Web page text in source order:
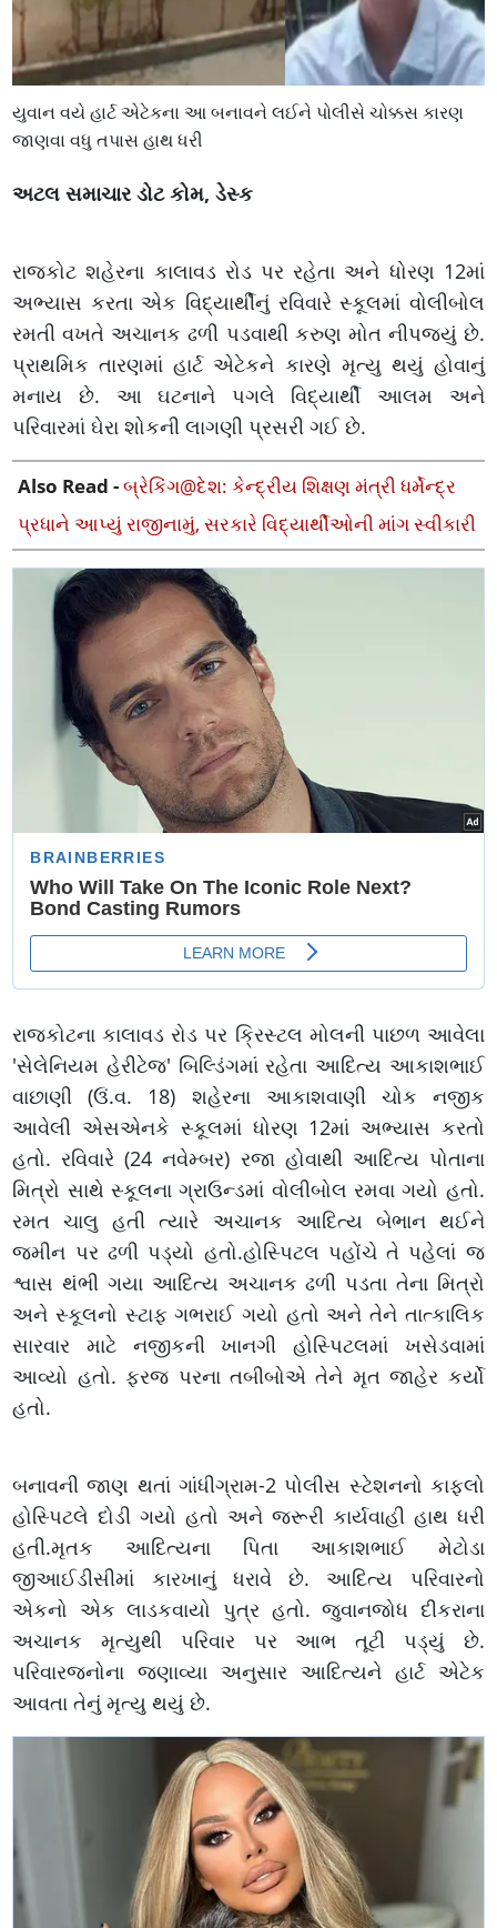
યુવાન વયે હાર્ટ એટેકના આ બનાવને લઈને પોલીસે ચોક્કસ કારણ
જાણવા વધુ તપાસ હાથ ધરી
અટલ સમાચાર ડોટ કોમ, ડેસ્ક
રાજકોટ શહેરના કાલાવડ રોડ પર રહેતા અને ધોરણ 12માં
અભ્યાસ કરતા એક વિદ્યાર્થીનું રવિવારે સ્કૂલમાં વોલીબોલ
રમતી વખતે અચાનક ઢળી પડવાથી કરુણ મોત નીપજ્યું છે.
પ્રાથમિક તારણમાં હાર્ટ એટેકને કારણે મૃત્યુ થયું હોવાનું
મનાય છે. આ ઘટનાને પગલે વિદ્યાર્થી આલમ અને
પરિવારમાં ઘેરા શોકની લાગણી પ્રસરી ગઈ છે.
Also Read -બ્રેકિંગ@દેશ: કેન્દ્રીય શિક્ષણ મંત્રી ધર્મેન્દ્ર
પ્રધાને આપ્યું રાજીનામું, સરકારે વિદ્યાર્થીઓની માંગ સ્વીકારી
રાજકોટના કાલાવડ રોડ પર ક્રિસ્ટલ મોલની પાછળ આવેલા
'સેલેનિયમ હેરીટેજ' બિલ્ડિંગમાં રહેતા આદિત્ય આકાશભાઈ
વાછાણી (ઉં.વ. 18) શહેરના આકાશવાણી ચોક નજીક
આવેલી એસએનકે સ્કૂલમાં ધોરણ 12માં અભ્યાસ કરતો
હતો. રવિવારે (24 નવેમ્બર) રજા હોવાથી આદિત્ય પોતાના
મિત્રો સાથે સ્કૂલના ગ્રાઉન્ડમાં વોલીબોલ રમવા ગયો હતો.
રમત ચાલુ હતી ત્યારે અચાનક આદિત્ય બેભાન થઈને
જમીન પર ઢળી પડ્યો હતો.હોસ્પિટલ પહોંચે તે પહેલાં જ
શ્વાસ થંભી ગયા આદિત્ય અચાનક ઢળી પડતા તેના મિત્રો
અને સ્કૂલનો સ્ટાફ ગભરાઈ ગયો હતો અને તેને તાત્કાલિક
સારવાર માટે નજીકની ખાનગી હોસ્પિટલમાં ખસેડવામાં
આવ્યો હતો. ફરજ પરના તબીબોએ તેને મૃત જાહેર કર્યો
હતો.
બનાવની જાણ થતાં ગાંધીગ્રામ-2 પોલીસ સ્ટેશનનો કાફલો
હોસ્પિટલે દોડી ગયો હતો અને જરૂરી કાર્યવાહી હાથ ધરી
હતી.મૃતક આદિત્યના પિતા આકાશભાઈ મેટોડા
જીઆઈડીસીમાં કારખાનું ધરાવે છે. આદિત્ય પરિવારનો
એકનો એક લાડકવાયો પુત્ર હતો. જુવાનજોધ દીકરાના
અચાનક મૃત્યુથી પરિવાર પર આભ તૂટી પડ્યું છે.
પરિવારજનોના જણાવ્યા અનુસાર આદિત્યને હાર્ટ એટેક
આવતા તેનું મૃત્યુ થયું છે.